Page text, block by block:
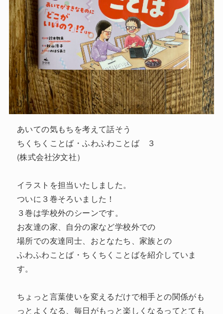
あいての気もちを考えて話そう
ちくちくことば・ふわふわことば ３
(株式会社汐文社）
イラストを担当いたしました。
ついに３巻そろいました！
３巻は学校外のシーンです。
お友達の家、自分の家など学校外での
場所での友達同士、おとなたち、家族との
ふわふわことば・ちくちくことばを紹介していま
す。
ちょっと言葉使いを変えるだけで相手との関係がも
っとよくなる、毎日がもっと楽しくなるってとても